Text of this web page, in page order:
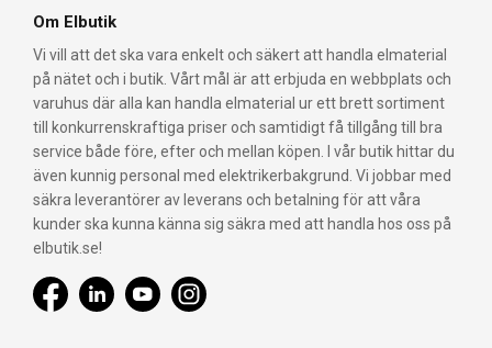
Om Elbutik
Vi vill att det ska vara enkelt och säkert att handla elmaterial
på nätet och i butik. Vårt mål är att erbjuda en webbplats och
varuhus där alla kan handla elmaterial ur ett brett sortiment
till konkurrenskraftiga priser och samtidigt få tillgång till bra
service både före, efter och mellan köpen. I vår butik hittar du
även kunnig personal med elektrikerbakgrund. Vi jobbar med
säkra leverantörer av leverans och betalning för att våra
kunder ska kunna känna sig säkra med att handla hos oss på
elbutik.se!